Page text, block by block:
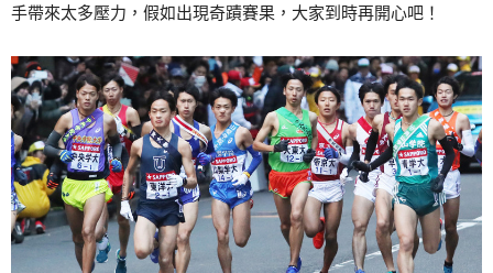
手帶來太多壓力，假如出現奇蹟賽果，大家到時再開心吧！